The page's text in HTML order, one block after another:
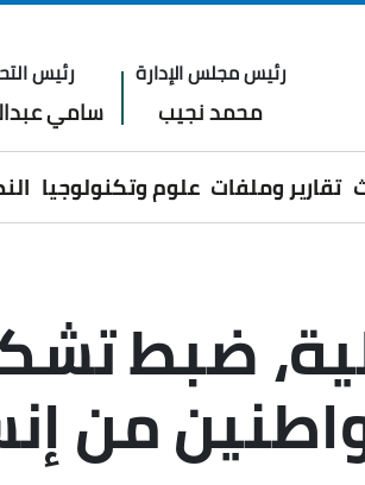
رئيس مجلس الإدارة
محمد نجيب
رئيس
سامي
تقارير وملفات علوم وتكنولوجيا
ضبط
من